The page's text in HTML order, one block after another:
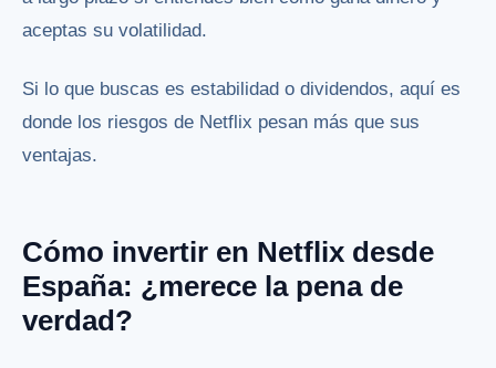
aceptas su volatilidad.
Si lo que buscas es estabilidad o dividendos, aquí es
donde los riesgos de Netflix pesan más que sus
ventajas.
Cómo invertir en Netflix desde
España: ¿merece la pena de
verdad?